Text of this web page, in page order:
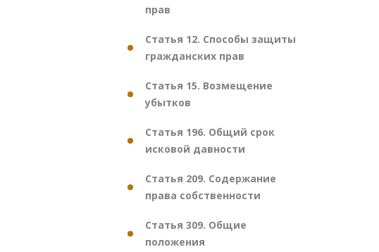
прав
Статья 12. Способы защиты
гражданских прав
Статья 15. Возмещение
убытков
Статья 196. Общий срок
исковой давности
Статья 209. Содержание
права собственности
Статья 309. Общие
положения